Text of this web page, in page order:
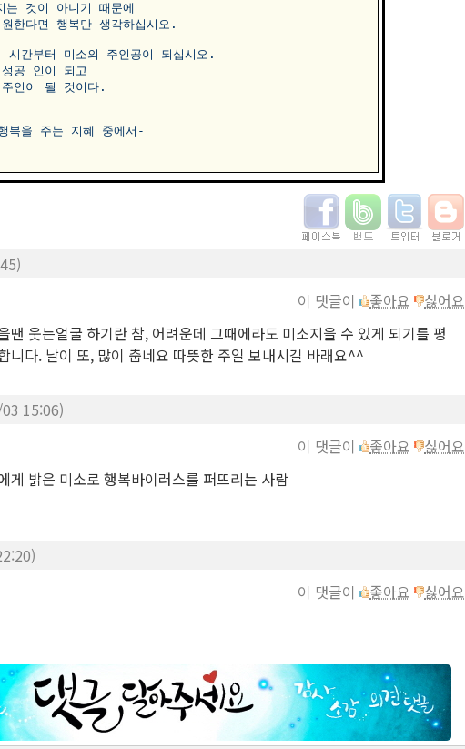
는 것이 아니기 때문에
한다면 행복만 생각하십시오.
시간부터 미소의 주인공이 되십시오.
공 인이 되고
인이 될 것이다.
이 댓글이
좋아요
싫어요
땐 웃는얼굴 하기란 참, 어려운데 그때에라도 미소지을 수 있게 되기를 평
니다. 날이 또, 많이 춥네요 따뜻한 주일 보내시길 바래요^^
15:06)
이 댓글이
좋아요
싫어요
게 밝은 미소로 행복바이러스를 퍼뜨리는 사람
이 댓글이
좋아요
싫어요